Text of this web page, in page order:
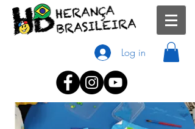
Log in